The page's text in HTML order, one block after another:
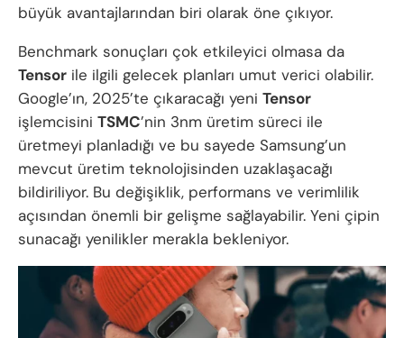
büyük avantajlarından biri olarak öne çıkıyor.
Benchmark sonuçları çok etkileyici olmasa da
Tensor ile ilgili gelecek planları umut verici olabilir.
Google’ın, 2025’te çıkaracağı yeni Tensor
işlemcisini TSMC’nin 3nm üretim süreci ile
üretmeyi planladığı ve bu sayede Samsung’un
mevcut üretim teknolojisinden uzaklaşacağı
bildiriliyor. Bu değişiklik, performans ve verimlilik
açısından önemli bir gelişme sağlayabilir. Yeni çipin
sunacağı yenilikler merakla bekleniyor.